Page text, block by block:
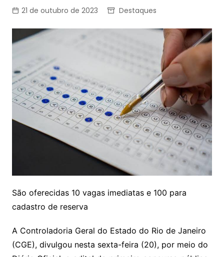
21 de outubro de 2023 Destaques
São oferecidas 10 vagas imediatas e 100 para
cadastro de reserva
A Controladoria Geral do Estado do Rio de Janeiro
(CGE), divulgou nesta sexta-feira (20), por meio do